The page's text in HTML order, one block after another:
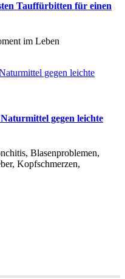
Tauffürbitten für einen
im Leben
gegen leichte
Blasenproblemen,
Kopfschmerzen,